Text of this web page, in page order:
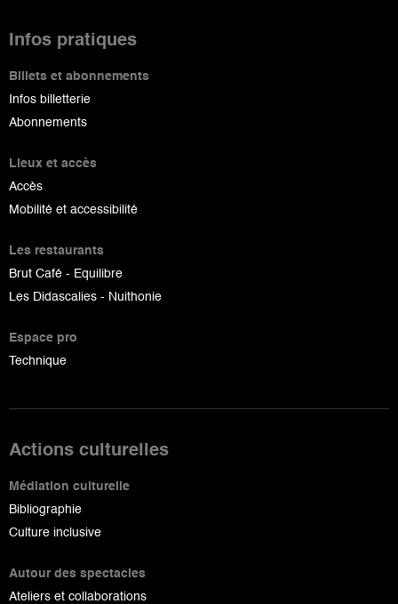
Infos pratiques
Billets et abonnements
Infos billetterie
Abonnements
Lieux et accès
Accès
Mobilité et accessibilité
Les restaurants
Brut Café - Equilibre
Les Didascalies - Nuithonie
Espace pro
Technique
Actions culturelles
Médiation culturelle
Bibliographie
Culture inclusive
Autour des spectacles
Ateliers et collaborations